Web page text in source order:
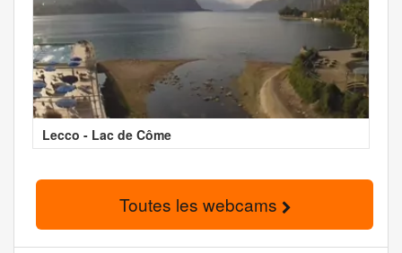
Lecco - Lac de Côme
Toutes les webcams